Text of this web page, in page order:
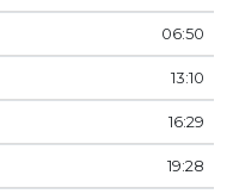
06:50
13:10
16:29
19:28